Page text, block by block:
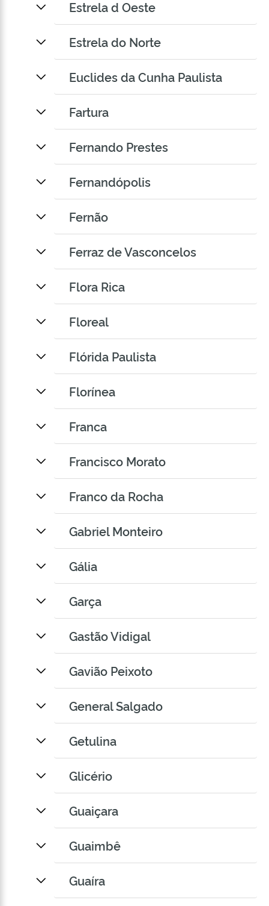
Estrela d Oeste
Estrela do Norte
Euclides da Cunha Paulista
Fartura
Fernando Prestes
Fernandópolis
Fernão
Ferraz de Vasconcelos
Flora Rica
Floreal
Flórida Paulista
Florínea
Franca
Francisco Morato
Franco da Rocha
Gabriel Monteiro
Gália
Garça
Gastão Vidigal
Gavião Peixoto
General Salgado
Getulina
Glicério
Guaiçara
Guaimbê
Guaíra